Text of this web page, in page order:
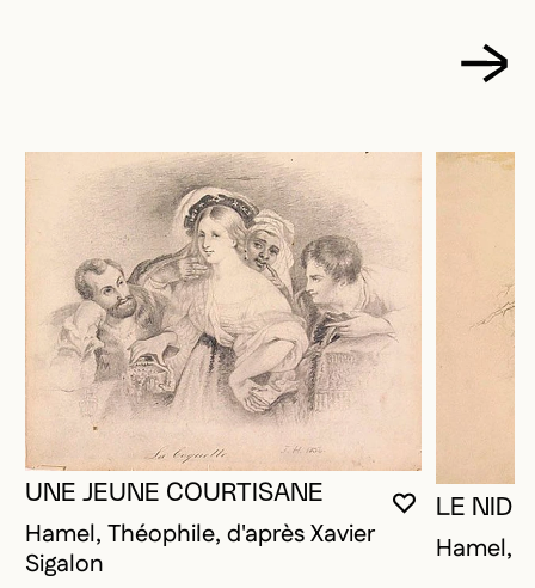
VOUS
FERMER
OUVRIR LA
UNE JEUNE COURTISANE
Hamel, Théophile, d'après Xavier
Sigalon
LE NID
Hamel,